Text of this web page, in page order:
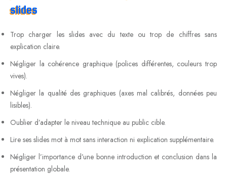
slides
Trop charger les slides avec du texte ou trop de chiffres sans
explication claire.
Négliger la cohérence graphique (polices différentes, couleurs trop
vives).
Négliger la qualité des graphiques (axes mal calibrés, données peu
lisibles).
Oublier d’adapter le niveau technique au public cible.
Lire ses slides mot à mot sans interaction ni explication supplémentaire.
Négliger l’importance d’une bonne introduction et conclusion dans la
présentation globale.